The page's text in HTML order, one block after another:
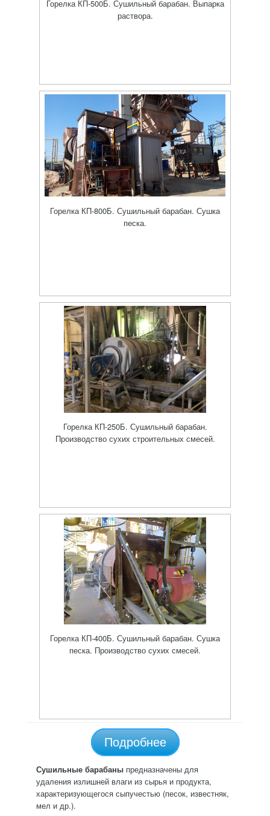
Горелка КП-500Б. Сушильный барабан. Выпарка
раствора.
Горелка КП-800Б. Сушильный барабан. Сушка
песка.
Горелка КП-250Б. Сушильный барабан.
Производство сухих строительных смесей.
Горелка КП-400Б. Сушильный барабан. Сушка
песка. Производство сухих смесей.
Подробнее
Сушильные барабаны предназначены для
удаления излишней влаги из сырья и продукта,
характеризующегося сыпучестью (песок, известняк,
мел и др.).